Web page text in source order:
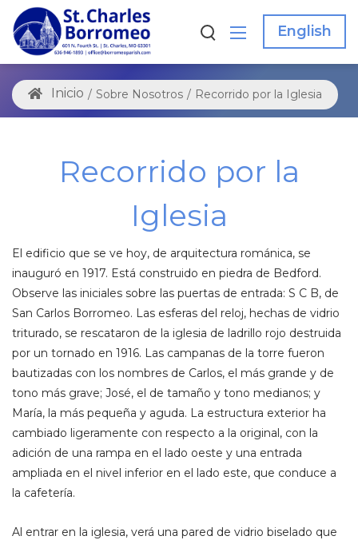
English
/ Sobre Nosotros / Recorrido por la Iglesia
Recorrido por la
Iglesia
El edificio que se ve hoy, de arquitectura románica, se
inauguró en 1917. Está construido en piedra de Bedford.
Observe las iniciales sobre las puertas de entrada: S C B, de
San Carlos Borromeo. Las esferas del reloj, hechas de vidrio
triturado, se rescataron de la iglesia de ladrillo rojo destruida
por un tornado en 1916. Las campanas de la torre fueron
bautizadas con los nombres de Carlos, el más grande y de
tono más grave; José, el de tamaño y tono medianos; y
María, la más pequeña y aguda. La estructura exterior ha
cambiado ligeramente con respecto a la original, con la
adición de una rampa en el lado oeste y una entrada
ampliada en el nivel inferior en el lado este, que conduce a
la cafetería.
Al entrar en la iglesia, verá una pared de vidrio biselado que